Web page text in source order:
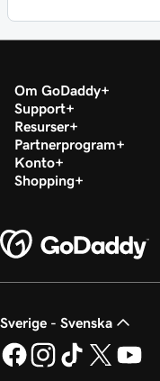
Om GoDaddy
Support
Resurser
Partnerprogram
Konto
Shopping
Sverige - Svenska